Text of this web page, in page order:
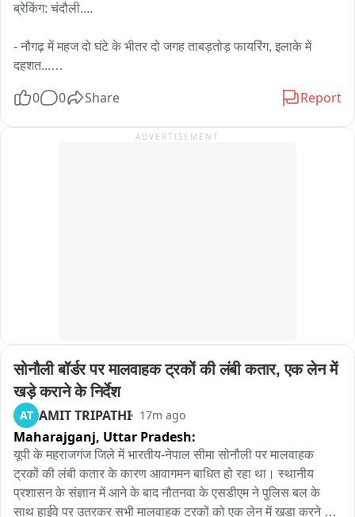
ग्वालियर चंबल में अवैध खनन को लेकर लगाई थी अपील
भिंड दतिया इलाके के करीब घड़ियाल सेंचुरी को प्रभावित होने का दावा
ब्रेकिंग: चंदौली....
- नौगढ़ में महज दो घंटे के भीतर दो जगह ताबड़तोड़ फायरिंग, इलाके में
दहशत...
- शाम 4 से 7 बजे के बीच सरेराह चली गोलियों से पुलिस गश्त और कानून-
फायरिंग...
- दुकान पर बैठने को लेकर विवाद के बाद अधिवक्ता अजीत कुमार से मनबढ़ों
ने की गाली-गलौज...
- विवाद बढ़ने पर बंदूक निकालकर की हवाई फायरिंग, मौके पर मची अफरा-
तफरी...
0 0 Share Report
ADVERTISEMENT
सोनौली बॉर्डर पर मालवाहक ट्रकों की लंबी कतार, एक लेन में
खड़े कराने के निर्देश
AT AMIT TRIPATHI 17m ago
Maharajganj, Uttar Pradesh:
यूपी के महराजगंज जिले में भारतीय-नेपाल सीमा सोनौली पर मालवाहक
ट्रकों की लंबी कतार के कारण आवागमन बाधित हो रहा था। स्थानीय
प्रशासन के संज्ञान में आने के बाद नौतनवा के एसडीएम ने पुलिस बल के
साथ हाईवे पर उतरकर सभी मालवाहक ट्रकों को एक लेन में खड़ा करने के